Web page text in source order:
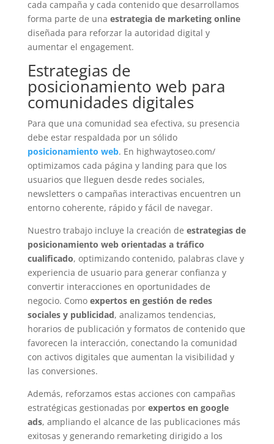
cada campaña y cada contenido que desarrollamos
forma parte de una estrategia de marketing online
diseñada para reforzar la autoridad digital y
aumentar el engagement.
Estrategias de
posicionamiento web para
comunidades digitales
Para que una comunidad sea efectiva, su presencia
debe estar respaldada por un sólido
posicionamiento web. En highwaytoseo.com/
optimizamos cada página y landing para que los
usuarios que lleguen desde redes sociales,
newsletters o campañas interactivas encuentren un
entorno coherente, rápido y fácil de navegar.
Nuestro trabajo incluye la creación de estrategias de
posicionamiento web orientadas a tráfico
cualificado, optimizando contenido, palabras clave y
experiencia de usuario para generar confianza y
convertir interacciones en oportunidades de
negocio. Como expertos en gestión de redes
sociales y publicidad, analizamos tendencias,
horarios de publicación y formatos de contenido que
favorecen la interacción, conectando la comunidad
con activos digitales que aumentan la visibilidad y
las conversiones.
Además, reforzamos estas acciones con campañas
estratégicas gestionadas por expertos en google
ads, ampliando el alcance de las publicaciones más
exitosas y generando remarketing dirigido a los